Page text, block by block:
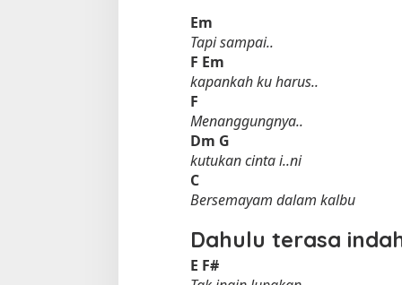
Em
Tapi sampai..
F Em
kapankah ku harus..
F
Menanggungnya..
Dm G
kutukan cinta i..ni
C
Bersemayam dalam kalbu
Dahulu terasa
E F#